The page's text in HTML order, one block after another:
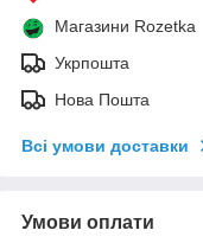
Магазини Rozetka
Укрпошта
Нова Пошта
Всі умови доставки
Умови оплати